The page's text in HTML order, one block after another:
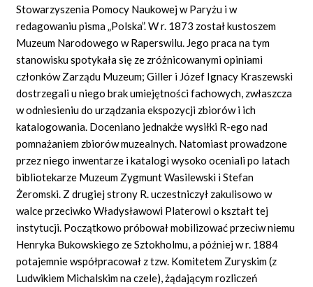
Stowarzyszenia Pomocy Naukowej w Paryżu i w
redagowaniu pisma „Polska”. W r. 1873 został kustoszem
Muzeum Narodowego w Raperswilu. Jego praca na tym
stanowisku spotykała się ze zróżnicowanymi opiniami
członków Zarządu Muzeum; Giller i Józef Ignacy Kraszewski
dostrzegali u niego brak umiejętności fachowych, zwłaszcza
w odniesieniu do urządzania ekspozycji zbiorów i ich
katalogowania. Doceniano jednakże wysiłki R-ego nad
pomnażaniem zbiorów muzealnych. Natomiast prowadzone
przez niego inwentarze i katalogi wysoko oceniali po latach
bibliotekarze Muzeum Zygmunt Wasilewski i Stefan
Żeromski. Z drugiej strony R. uczestniczył zakulisowo w
walce przeciwko Władysławowi Platerowi o kształt tej
instytucji. Początkowo próbował mobilizować przeciw niemu
Henryka Bukowskiego ze Sztokholmu, a później w r. 1884
potajemnie współpracował z tzw. Komitetem Zuryskim (z
Ludwikiem Michalskim na czele), żądającym rozliczeń